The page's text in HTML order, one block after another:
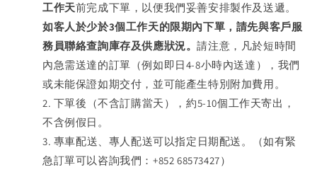
工作天前完成下單，以便我們妥善安排製作及送遞。
如客人於少於3個工作天的限期內下單，請先與客戶服
務員聯絡查詢庫存及供應狀況。請注意，凡於短時間
內急需送達的訂單（例如即日4-8小時內送達），我們
或未能保證如期交付，並可能產生特別附加費用。
下單後（不含訂購當天），約5-10個工作天寄出，
不含例假日。
專車配送、專人配送可以指定日期配送。（如有緊
急訂單可以咨詢我們： +852 68573427）